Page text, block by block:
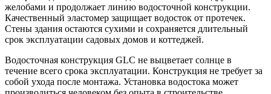
желобами и продолжает линию водосточной конструкции.
Качественный эластомер защищает водосток от протечек.
Стены здания остаются сухими и сохраняется длительный
срок эксплуатации садовых домов и коттеджей.
Водосточная конструкция GLC не выцветает солнце в
течение всего срока эксплуатации. Конструкция не требует за
собой ухода после монтажа. Установка водостока может